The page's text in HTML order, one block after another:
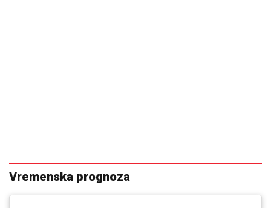
Vremenska prognoza